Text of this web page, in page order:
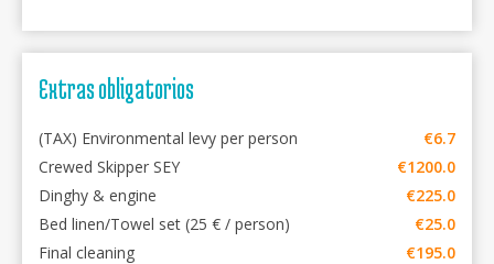
Extras obligatorios
(TAX) Environmental levy per person
€6.7
Crewed Skipper SEY
€1200.0
Dinghy & engine
€225.0
Bed linen/Towel set (25 € / person)
€25.0
Final cleaning
€195.0